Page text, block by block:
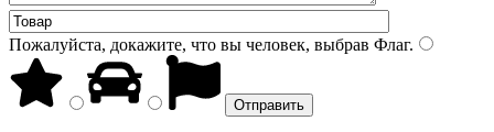
Пожалуйста, докажите, что вы человек, выбрав Флаг.